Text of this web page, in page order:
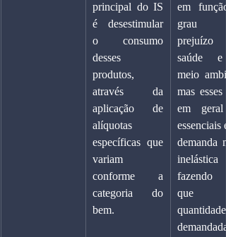
principal do IS
é desestimular
o consumo
desses
produtos,
através da
aplicação de
alíquotas
específicas que
variam
conforme a
categoria do
bem.
em
grau
saúde e
meio
mas esses
em geral
essenciais
demanda
inelástica
fazendo
que
quantidade